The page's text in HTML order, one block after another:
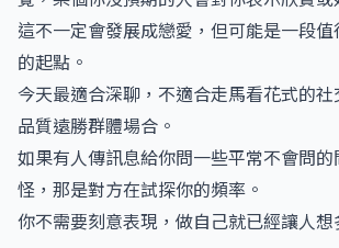
這不一定會發展成戀愛，但可能是一段
的起點。
今天最適合深聊，不適合走馬看花式的
品質遠勝群體場合。
如果有人傳訊息給你問一些平常不會問
怪，那是對方在試探你的頻率。
你不需要刻意表現，做自己就已經讓人想